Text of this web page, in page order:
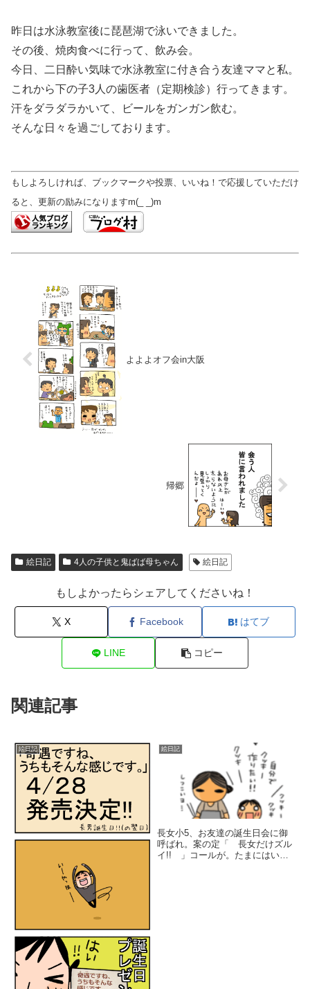
昨日は水泳教室後に琵琶湖で泳いできました。
その後、焼肉食べに行って、飲み会。
今日、二日酔い気味で水泳教室に付き合う友達ママと私。
これから下の子3人の歯医者（定期検診）行ってきます。
汗をダラダラかいて、ビールをガンガン飲む。
そんな日々を過ごしております。
もしよろしければ、ブックマークや投票、いいね！で応援していただけ
ると、更新の励みになりますm(_ _)m
よよよオフ会in大阪
帰郷
絵日記 4人の子供と鬼ばば母ちゃん 絵日記
もしよかったらシェアしてくださいね！
X Facebook はてブ
LINE コピー
関連記事
絵日記 絵日記
長女小5、お友達の誕生日会に御
呼ばれ。案の定「 長女だけズル
イ!! 」コールが。たまにはいい